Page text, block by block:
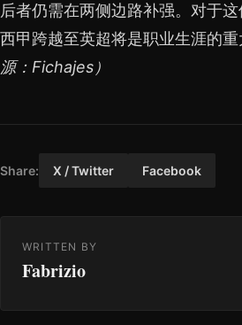
后者仍需在两侧边路补强。对于
西甲跨越至英超将是职业生涯的重
源：Fichajes）
Share: X / Twitter Facebook
WRITTEN BY
Fabrizio